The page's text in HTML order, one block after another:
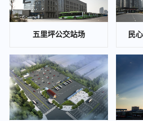
2025-02-22
陈庹路综合大楼空置房屋招租公告
2025-01-21
招标公告曹家湾公交站场项目施工招
2024-11-22
2024-11-22
五里坪公交站场 民